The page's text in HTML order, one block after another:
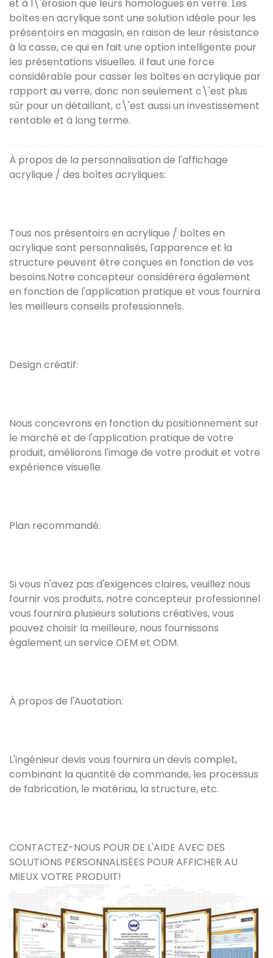
et à l\'érosion que leurs homologues en verre. Les
boîtes en acrylique sont une solution idéale pour les
présentoirs en magasin, en raison de leur résistance
à la casse, ce qui en fait une option intelligente pour
les présentations visuelles. Il faut une force
considérable pour casser les boîtes en acrylique par
rapport au verre, donc non seulement c\'est plus
sûr pour un détaillant, c\'est aussi un investissement
rentable et à long terme.
À propos de la personnalisation de l'affichage
acrylique / des boîtes acryliques:
Tous nos présentoirs en acrylique / boîtes en
acrylique sont personnalisés, l'apparence et la
structure peuvent être conçues en fonction de vos
besoins.Notre concepteur considérera également
en fonction de l'application pratique et vous fournira
les meilleurs conseils professionnels.
Design créatif:
Nous concevrons en fonction du positionnement sur
le marché et de l'application pratique de votre
produit, améliorons l'image de votre produit et votre
expérience visuelle.
Plan recommandé:
Si vous n'avez pas d'exigences claires, veuillez nous
fournir vos produits, notre concepteur professionnel
vous fournira plusieurs solutions créatives, vous
pouvez choisir la meilleure, nous fournissons
également un service OEM et ODM.
À propos de l'Auotation:
L'ingénieur devis vous fournira un devis complet,
combinant la quantité de commande, les processus
de fabrication, le matériau, la structure, etc.
CONTACTEZ-NOUS POUR DE L'AIDE AVEC DES
SOLUTIONS PERSONNALISÉES POUR AFFICHER AU
MIEUX VOTRE PRODUIT!